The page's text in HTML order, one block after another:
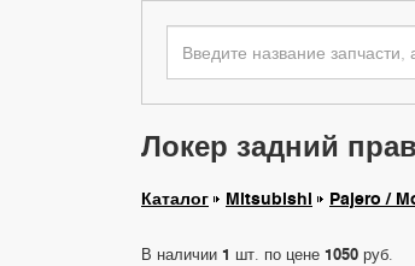
Локер задний
Каталог Mitsubishi Pajero /
В наличии 1 шт. по цене 1050 руб.